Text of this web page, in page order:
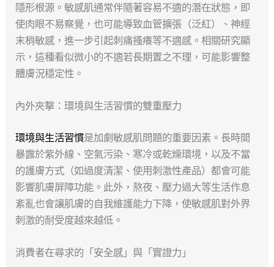
隱形根源。敏感肌通常伴隨著容易不適的潛在狀態，即
使肉眼不易察覺，也可能導致血管擴張（泛紅）、神經
末梢敏感，進一步引起刺痛搔癢等不適感。相關研究顯
示，這種看似微小的不適若長期置之不理，可能影響整
體膚況穩定性。
內外夾擊：環境與生活習慣的雙重壓力
環境與生活習慣是加劇敏感肌問題的重要因素。長時間
暴露於紫外線、空氣污染、寒冷或乾燥環境，以及不當
的護膚方式（如過度清潔、使用刺激性產品）都會可能
影響肌膚屏障功能。此外，熬夜、壓力過大等生活作息
紊亂也會讓肌膚的自我維護能力下降，使敏感肌對外界
刺激的耐受度越來越低。
消費者在尋求的「安全感」與「實證力」